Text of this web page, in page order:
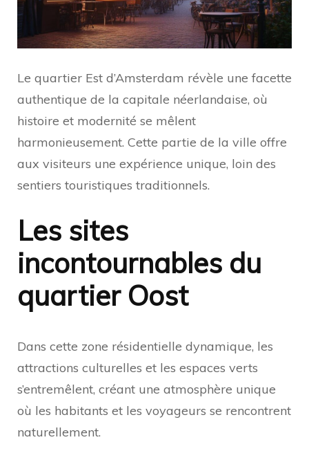
Le quartier Est d’Amsterdam révèle une facette
authentique de la capitale néerlandaise, où
histoire et modernité se mêlent
harmonieusement. Cette partie de la ville offre
aux visiteurs une expérience unique, loin des
sentiers touristiques traditionnels.
Les sites
incontournables du
quartier Oost
Dans cette zone résidentielle dynamique, les
attractions culturelles et les espaces verts
s’entremêlent, créant une atmosphère unique
où les habitants et les voyageurs se rencontrent
naturellement.